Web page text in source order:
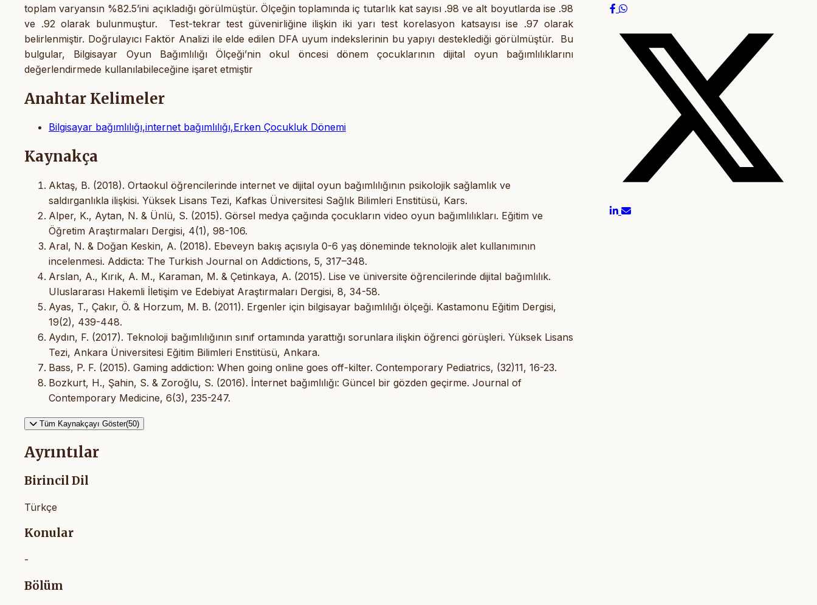
toplam varyansın %82.5’ini açıkladığı görülmüştür. Ölçeğin toplamında iç tutarlık kat sayısı .98 ve alt boyutlarda ise .98
ve .92 olarak bulunmuştur. Test-tekrar test güvenirliğine ilişkin iki yarı test korelasyon katsayısı ise .97 olarak
belirlenmiştir. Doğrulayıcı Faktör Analizi ile elde edilen DFA uyum indekslerinin bu yapıyı desteklediği görülmüştür. Bu
bulgular, Bilgisayar Oyun Bağımlılığı Ölçeği’nin okul öncesi dönem çocuklarının dijital oyun bağımlılıklarını
değerlendirmede kullanılabileceğine işaret etmiştir
Anahtar Kelimeler
Bilgisayar bağımlılığı,internet bağımlılığı,Erken Çocukluk Dönemi
Kaynakça
Aktaş, B. (2018). Ortaokul öğrencilerinde internet ve dijital oyun bağımlılığının psikolojik sağlamlık ve
saldırganlıkla ilişkisi. Yüksek Lisans Tezi, Kafkas Üniversitesi Sağlık Bilimleri Enstitüsü, Kars.
Alper, K., Aytan, N. & Ünlü, S. (2015). Görsel medya çağında çocukların video oyun bağımlılıkları. Eğitim ve
Öğretim Araştırmaları Dergisi, 4(1), 98-106.
Aral, N. & Doğan Keskin, A. (2018). Ebeveyn bakış açısıyla 0-6 yaş döneminde teknolojik alet kullanımının
incelenmesi. Addicta: The Turkish Journal on Addictions, 5, 317–348.
Arslan, A., Kırık, A. M., Karaman, M. & Çetinkaya, A. (2015). Lise ve üniversite öğrencilerinde dijital bağımlılık.
Uluslararası Hakemli İletişim ve Edebiyat Araştırmaları Dergisi, 8, 34-58.
Ayas, T., Çakır, Ö. & Horzum, M. B. (2011). Ergenler için bilgisayar bağımlılığı ölçeği. Kastamonu Eğitim Dergisi,
19(2), 439-448.
Aydın, F. (2017). Teknoloji bağımlılığının sınıf ortamında yarattığı sorunlara ilişkin öğrenci görüşleri. Yüksek Lisans
Tezi, Ankara Üniversitesi Eğitim Bilimleri Enstitüsü, Ankara.
Bass, P. F. (2015). Gaming addiction: When going online goes off-kilter. Contemporary Pediatrics, (32)11, 16-23.
Bozkurt, H., Şahin, S. & Zoroğlu, S. (2016). İnternet bağımlılığı: Güncel bir gözden geçirme. Journal of
Contemporary Medicine, 6(3), 235-247.
Tüm Kaynakçayı Göster(50)
Ayrıntılar
Birincil Dil
Türkçe
Konular
-
Bölüm